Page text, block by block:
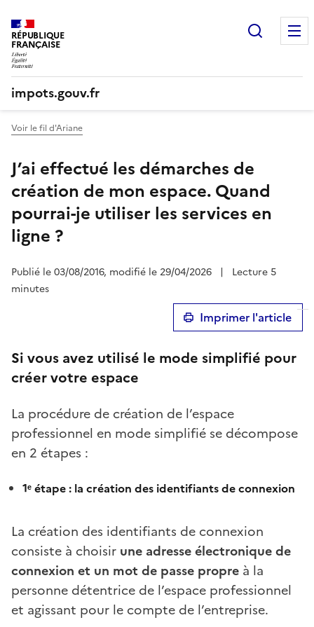
RÉPUBLIQUE
FRANÇAISE
impots.gouv.fr
Voir le fil d'Ariane
J’ai effectué les démarches de
création de mon espace. Quand
pourrai-je utiliser les services en
ligne ?
Publié le 03/08/2016, modifié le 29/04/2026 |
Lecture 5
minutes
Imprimer l'article
Si vous avez utilisé le mode simplifié pour
créer votre espace
La procédure de création de l’espace
professionnel en mode simplifié se décompose
en 2 étapes :
1ᵉ étape : la création des identifiants de connexion
La création des identifiants de connexion
consiste à choisir une adresse électronique de
connexion et un mot de passe propre à la
personne détentrice de l’espace professionnel
et agissant pour le compte de l’entreprise.